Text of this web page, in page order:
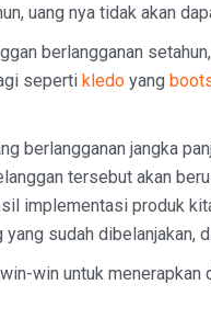
uang nya tidak akan
berlangganan
seperti kledo yang
berlangganan jangka
tersebut akan
implementasi produk
sudah dibelanjakan,
win untuk menerapkan